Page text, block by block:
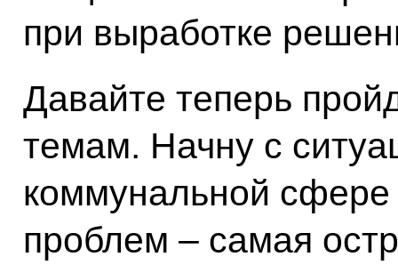
при выработке
Давайте теперь
темам. Начну с
коммунальной
проблем – самая